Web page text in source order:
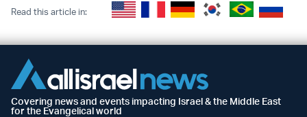
Read this article in:
Covering news and events impacting Israel & the Middle East
for the Evangelical world